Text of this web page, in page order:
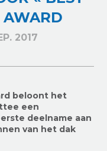
AWARD
2017
beloont het
een
deelname aan
van het dak